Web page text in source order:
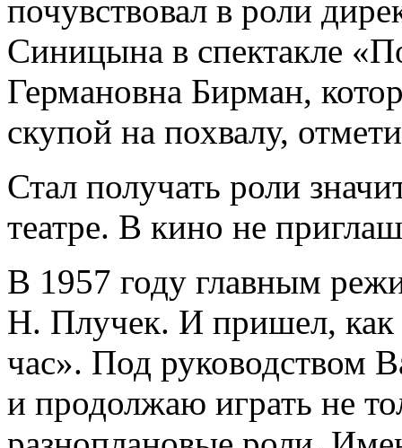
почувствовал в роли
Синицына в спектакле
Германовна Бирман,
скупой на похвалу,
Стал получать роли
театре. В кино не
В 1957 году главным
Н. Плучек. И пришел, как
час». Под руководством
и продолжаю играть не